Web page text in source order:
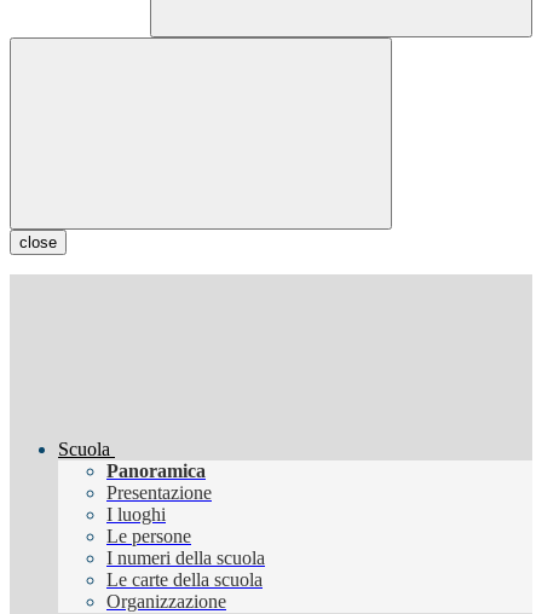
close
Scuola
Panoramica
Presentazione
I luoghi
Le persone
I numeri della scuola
Le carte della scuola
Organizzazione